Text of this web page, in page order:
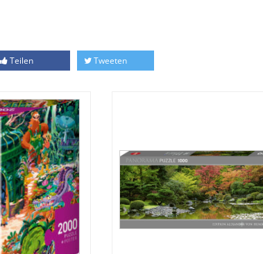
Teilen Tweeten